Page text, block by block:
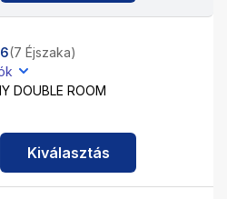
(7 Éjszaka)
DOUBLE ROOM
Kiválasztás